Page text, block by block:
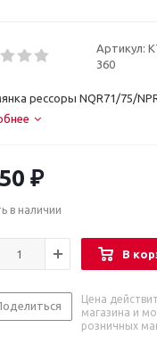
Артикул:
360
рессоры NQR71/75/
₽
в наличии
В
Цена
магазина и
розничных